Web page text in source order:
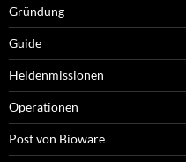
Gründung
Guide
Heldenmissionen
Operationen
Post von Bioware